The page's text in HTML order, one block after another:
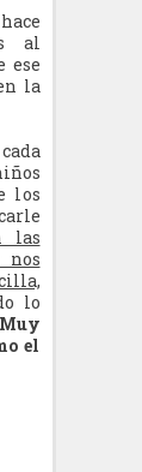
al
ese
la
los
las
nos
lo
Muy
el